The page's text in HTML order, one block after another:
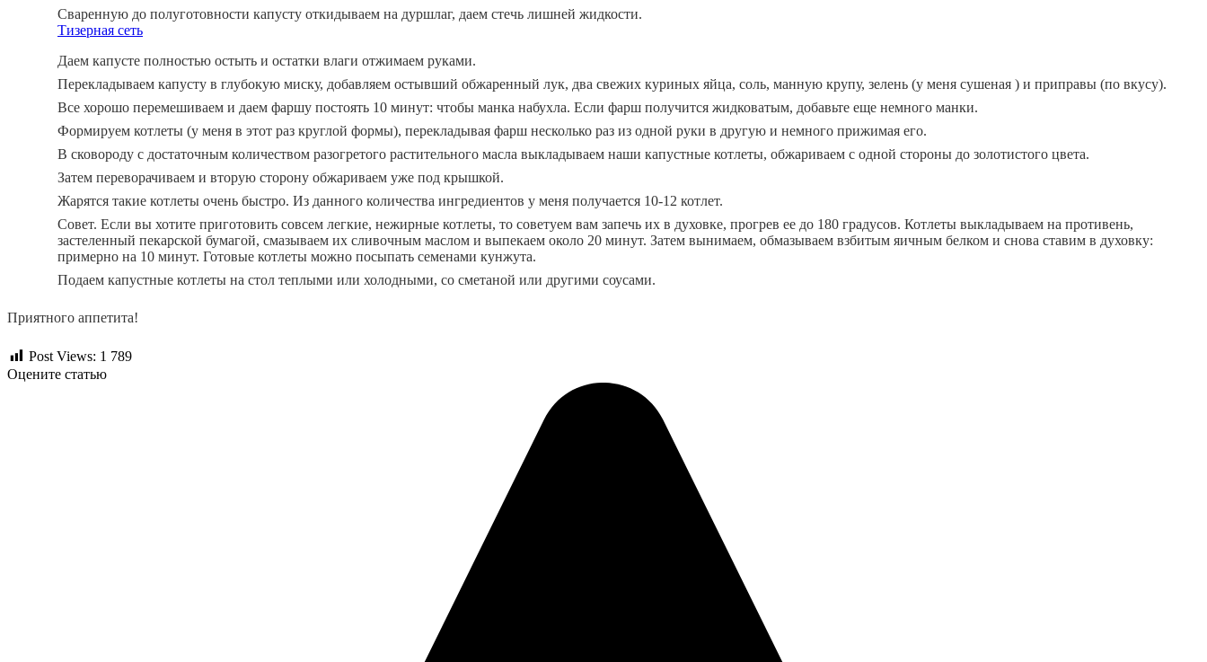
Сваренную до полуготовности капусту откидываем на дуршлаг, даем стечь лишней жидкости.
Тизерная сеть
Даем капусте полностью остыть и остатки влаги отжимаем руками.
Перекладываем капусту в глубокую миску, добавляем остывший обжаренный лук, два свежих куриных яйца, соль, манную крупу, зелень (у меня сушеная ) и приправы (по вкусу).
Все хорошо перемешиваем и даем фаршу постоять 10 минут: чтобы манка набухла. Если фарш получится жидковатым, добавьте еще немного манки.
Формируем котлеты (у меня в этот раз круглой формы), перекладывая фарш несколько раз из одной руки в другую и немного прижимая его.
В сковороду с достаточным количеством разогретого растительного масла выкладываем наши капустные котлеты, обжариваем с одной стороны до золотистого цвета.
Затем переворачиваем и вторую сторону обжариваем уже под крышкой.
Жарятся такие котлеты очень быстро. Из данного количества ингредиентов у меня получается 10-12 котлет.
Совет. Если вы хотите приготовить совсем легкие, нежирные котлеты, то советуем вам запечь их в духовке, прогрев ее до 180 градусов. Котлеты выкладываем на противень,
застеленный пекарской бумагой, смазываем их сливочным маслом и выпекаем около 20 минут. Затем вынимаем, обмазываем взбитым яичным белком и снова ставим в духовку:
примерно на 10 минут. Готовые котлеты можно посыпать семенами кунжута.
Подаем капустные котлеты на стол теплыми или холодными, со сметаной или другими соусами.
Приятного аппетита!
Post Views: 1 789
Оцените статью